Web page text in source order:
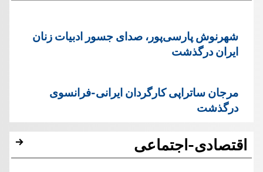
شهرنوش پارسی‌پور، صدای جسور ادبیات زنان
ایران درگذشت
مرجان ساتراپی کارگردان ایرانی-فرانسوی
درگذشت
اقتصادی-اجتماعی